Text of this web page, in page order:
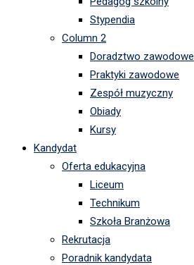
Stypendia
Column 2
Doradztwo zawodowe
Praktyki zawodowe
Zespół muzyczny
Obiady
Kursy
Kandydat
Oferta edukacyjna
Liceum
Technikum
Szkoła Branżowa
Rekrutacja
Poradnik kandydata